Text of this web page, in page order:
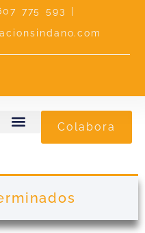
775 593 |
Colabora